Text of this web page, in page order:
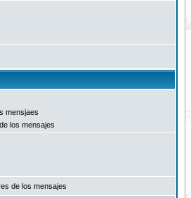
mensjaes
los mensajes
de los mensajes